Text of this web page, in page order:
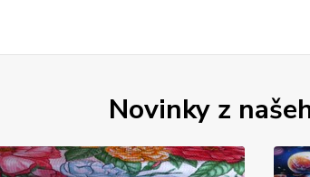
Novinky z